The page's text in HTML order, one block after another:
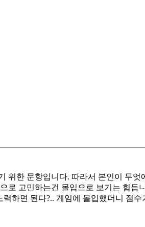
한 문항입니다. 따라서 본인이 무
고민하는건 몰입으로 보기는 힘듭
하면 된다?.. 게임에 몰입했더니 점